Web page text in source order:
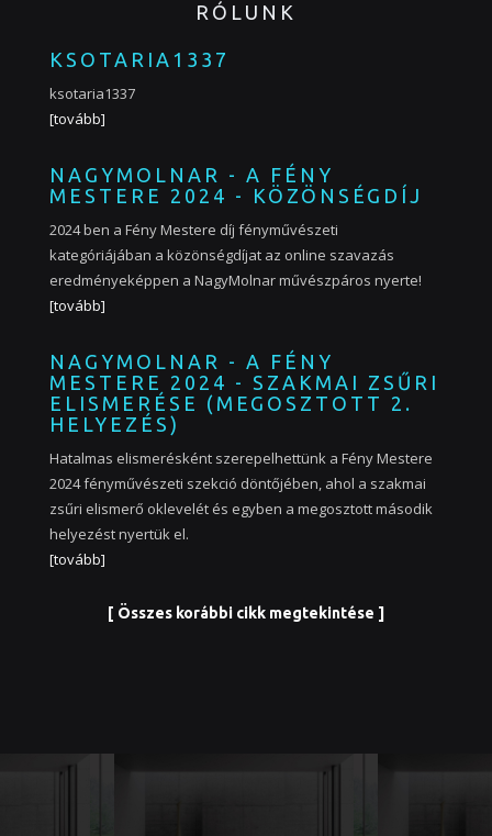
RÓLUNK
KSOTARIA1337
ksotaria1337
[tovább]
NAGYMOLNAR - A FÉNY
MESTERE 2024 - KÖZÖNSÉGDÍJ
2024 ben a Fény Mestere díj fényművészeti
kategóriájában a közönségdíjat az online szavazás
eredményeképpen a NagyMolnar művészpáros nyerte!
[tovább]
NAGYMOLNAR - A FÉNY
MESTERE 2024 - SZAKMAI ZSŰRI
ELISMERÉSE (MEGOSZTOTT 2.
HELYEZÉS)
Hatalmas elismerésként szerepelhettünk a Fény Mestere
2024 fényművészeti szekció döntőjében, ahol a szakmai
zsűri elismerő oklevelét és egyben a megosztott második
helyezést nyertük el.
[tovább]
[ Összes korábbi cikk megtekintése ]